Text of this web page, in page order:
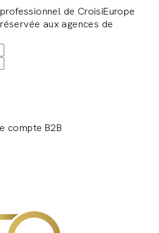
de CroisiEurope
aux agences de
compte B2B